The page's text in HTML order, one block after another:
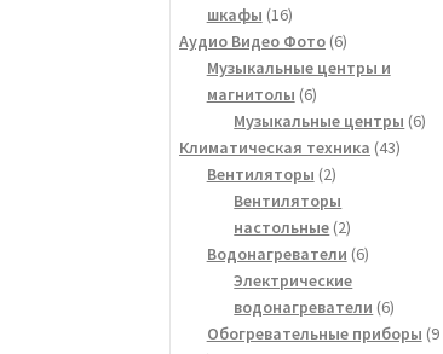
шкафы 1616
товаров
Аудио Видео Фото 66
товаров
Музыкальные центры и
магнитолы 66
товаров
Музыкальные центры 66
Климатическая техника 4343
Вентиляторы 22
товара
Вентиляторы
настольные 22
товара
Водонагреватели 66
Электрические
водонагреватели 66
товаров
Обогревательные приборы 9